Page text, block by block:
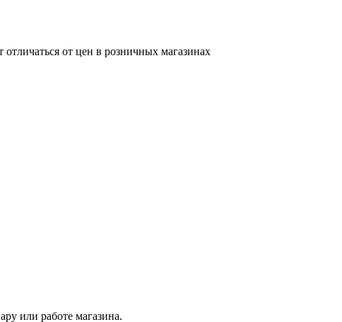
от цен в розничных магазинах
или работе магазина.